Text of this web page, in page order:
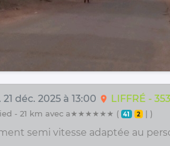
déc. 2025 à 13:00 location_on LIFFRÉ -
- 21 km avec a★★★★★★ ( 41 2 | )
semi vitesse adaptée au